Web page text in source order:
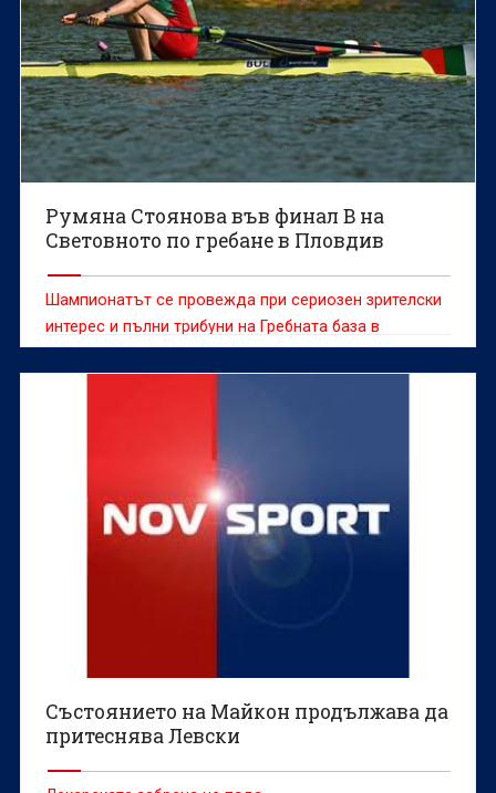
Румяна Стоянова във финал B на
Световното по гребане в Пловдив
Шампионатът се провежда при сериозен зрителски
интерес и пълни трибуни на Гребната база в
Пловдив.
Състоянието на Майкон продължава да
притеснява Левски